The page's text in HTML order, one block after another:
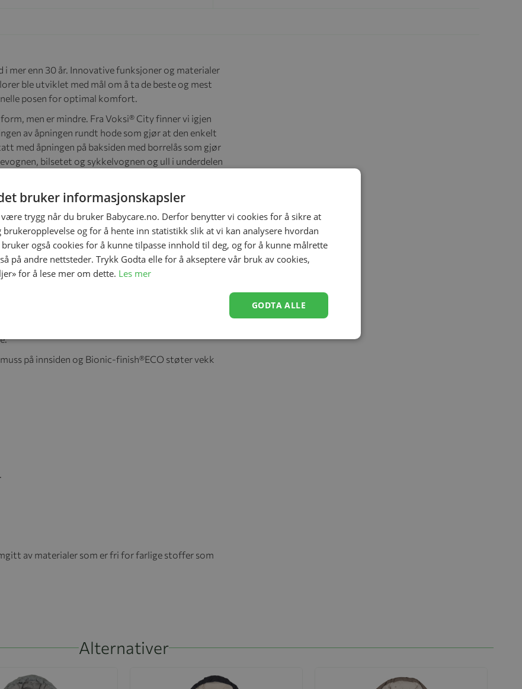
enn 30 år. Innovative funksjoner og materialer
ble utviklet med mål om å ta de beste og mest
posen for optimal komfort.
men er mindre. Fra Voksi® City finner vi igjen
av åpningen rundt hode som gjør at den enkelt
med åpningen på baksiden med borrelås som gjør
bilsetet og sykkelvognen og ull i underdelen
kropp samtidig som temperaturen holdes stabil.
det enkelt å brette ned overdelen for å lufte. Og fra
toveis-glidelåsen for å åpne fotenden for bedre
seler i barnevogner, bilseter og sykkelvogner.
på innsiden og Bionic-finish®ECO støter vekk
av materialer som er fri for farlige stoffer som
Alternativer
bruker informasjonskapsler
trygg når du bruker Babycare.no. Derfor benytter vi cookies for å sikre at
og for å hente inn statistikk slik at vi kan analysere hvordan
også cookies for å kunne tilpasse innhold til deg, og for å kunne målrette
på andre nettsteder. Trykk Godta elle for å akseptere vår bruk av cookies,
for å lese mer om dette. Les mer
GODTA ALLE